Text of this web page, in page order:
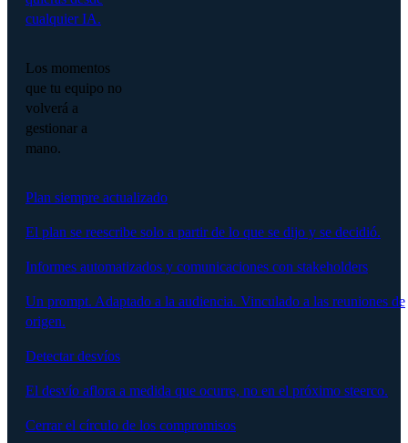
cualquier IA.
Los momentos
que tu equipo no
volverá a
gestionar a
mano.
Plan siempre actualizado
El plan se reescribe solo a partir de lo que se dijo y se decidió.
Informes automatizados y comunicaciones con stakeholders
Un prompt. Adaptado a la audiencia. Vinculado a las reuniones de
origen.
Detectar desvíos
El desvío aflora a medida que ocurre, no en el próximo steerco.
Cerrar el círculo de los compromisos